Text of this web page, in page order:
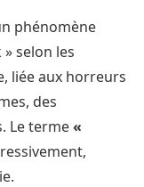
phénomène
selon les
liée aux horreurs
des
Le terme«